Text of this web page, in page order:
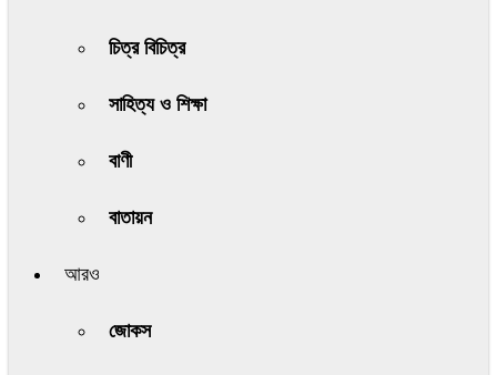
চিত্র বিচিত্র
সাহিত্য ও শিক্ষা
বাণী
বাতায়ন
আরও
জোকস